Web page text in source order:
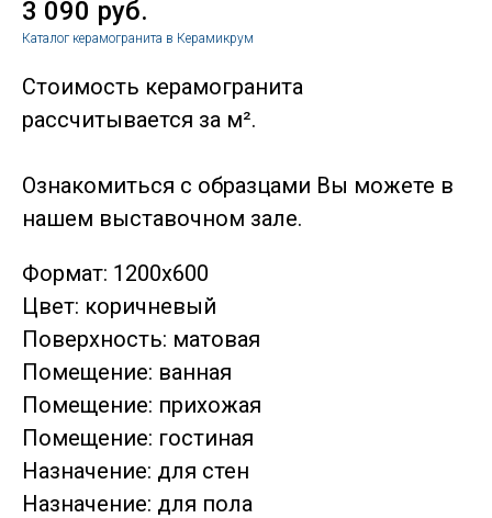
3 090 руб.
Каталог керамогранита в Керамикрум
Стоимость керамогранита
рассчитывается за м².
Ознакомиться с образцами Вы можете в
нашем выставочном зале.
Формат: 1200х600
Цвет: коричневый
Поверхность: матовая
Помещение: ванная
Помещение: прихожая
Помещение: гостиная
Назначение: для стен
Назначение: для пола